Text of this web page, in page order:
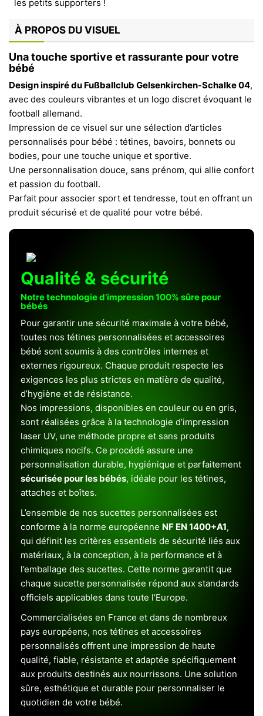
À PROPOS DU VISUEL
Una touche sportive et rassurante pour votre
bébé
Design inspiré du Fußballclub Gelsenkirchen-Schalke 04,
avec des couleurs vibrantes et un logo discret évoquant le
football allemand.
Impression de ce visuel sur une sélection d’articles
personnalisés pour bébé : tétines, bavoirs, bonnets ou
bodies, pour une touche unique et sportive.
Une personnalisation douce, sans prénom, qui allie confort
et passion du football.
Parfait pour associer sport et tendresse, tout en offrant un
produit sécurisé et de qualité pour votre bébé.
Qualité & sécurité
Notre technologie d’impression 100% sûre pour
bébés
Pour garantir une sécurité maximale à votre bébé,
toutes nos tétines personnalisées et accessoires
bébé sont soumis à des contrôles internes et
externes rigoureux. Chaque produit respecte les
exigences les plus strictes en matière de qualité,
d’hygiène et de résistance.
Nos impressions, disponibles en couleur ou en gris,
sont réalisées grâce à la technologie d’impression
laser UV, une méthode propre et sans produits
chimiques nocifs. Ce procédé assure une
personnalisation durable, hygiénique et parfaitement
sécurisée pour les bébés, idéale pour les tétines,
attaches et boîtes.
L’ensemble de nos sucettes personnalisées est
conforme à la norme européenne NF EN 1400+A1,
qui définit les critères essentiels de sécurité liés aux
matériaux, à la conception, à la performance et à
l’emballage des sucettes. Cette norme garantit que
chaque sucette personnalisée répond aux standards
officiels applicables dans toute l’Europe.
Commercialisées en France et dans de nombreux
pays européens, nos tétines et accessoires
personnalisés offrent une impression de haute
qualité, fiable, résistante et adaptée spécifiquement
aux produits destinés aux nourrissons. Une solution
sûre, esthétique et durable pour personnaliser le
quotidien de votre bébé.